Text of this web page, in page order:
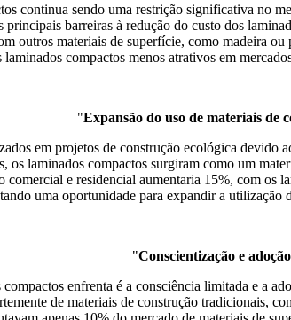
continua sendo uma restrição significativa no
barreiras à redução do custo dos
outros materiais de superfície, como madeira
compactos menos atrativos em
"Expansão do uso de materiais de
em projetos de construção ecológica devido
os laminados compactos surgiram como um
comercial e residencial aumentaria 15%, com
uma oportunidade para expandir a utilização
"Conscientização e
enfrenta é a consciência limitada e a
de materiais de construção tradicionais,